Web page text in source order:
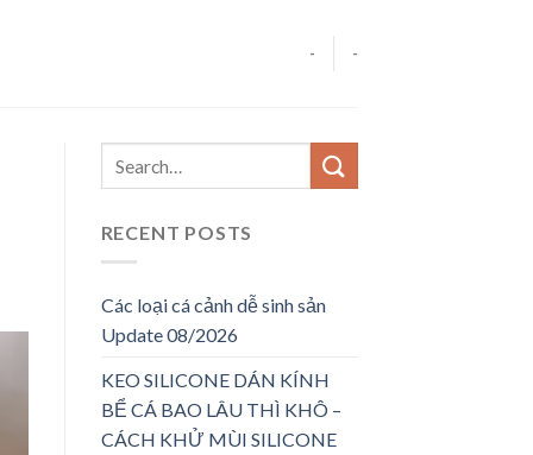
- -
RECENT POSTS
Các loại cá cảnh dễ sinh sản
Update 08/2026
KEO SILICONE DÁN KÍNH
BỂ CÁ BAO LÂU THÌ KHÔ –
CÁCH KHỬ MÙI SILICONE